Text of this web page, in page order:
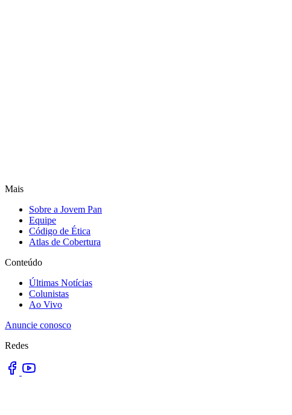
Mais
Sobre a Jovem Pan
Equipe
Código de Ética
Atlas de Cobertura
Conteúdo
Últimas Notícias
Colunistas
Ao Vivo
Anuncie conosco
Redes